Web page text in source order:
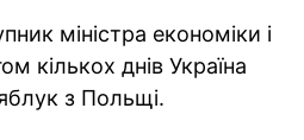
міністра економіки і
кількох днів Україна
з Польщі.